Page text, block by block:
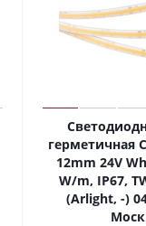
герметичная
12mm 24V
W/m, IP67,
(Arlight, -)